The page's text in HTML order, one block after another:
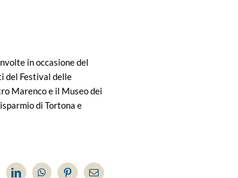
in occasione del
del Festival delle
Marenco e il Museo dei
di Tortona e